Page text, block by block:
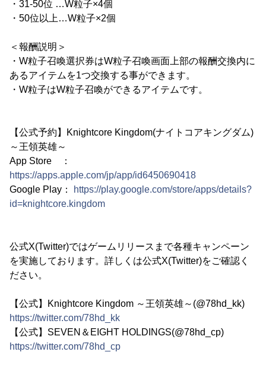
・31-50位 …W粒子×4個
・50位以上…W粒子×2個
＜報酬説明＞
・W粒子召喚選択券はW粒子召喚画面上部の報酬交換内に
あるアイテムを1つ交換する事ができます。
・W粒子はW粒子召喚ができるアイテムです。
【公式予約】Knightcore Kingdom(ナイトコアキングダム)
～王領英雄～
App Store ：
https://apps.apple.com/jp/app/id6450690418
Google Play：
https://play.google.com/store/apps/details?
id=knightcore.kingdom
公式X(Twitter)ではゲームリリースまで各種キャンペーン
を実施しております。詳しくは公式X(Twitter)をご確認く
ださい。
【公式】Knightcore Kingdom ～王領英雄～(@78hd_kk)
https://twitter.com/78hd_kk
【公式】SEVEN＆EIGHT HOLDINGS(@78hd_cp)
https://twitter.com/78hd_cp